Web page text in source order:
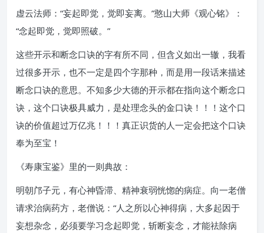
虚云法师：“妄起即觉，觉即妄离。”憨山大师《观心铭》：
“念起即觉，觉即照破。”
这些开示和断念口诀的字有所不同，但含义如出一辙，我看
过很多开示，也不一定是四个字那种，而是用一段话来描述
断念口诀的意思。不知多少大德的开示都在指向这个断念口
诀，这个口诀极具威力，是处理念头的金口诀！！！这个口
诀的价值超过万亿兆！！！真正识货的人一定会把这个口诀
奉为至宝！
《寿康宝鉴》里的一则典故：
明朝邝子元，有心神昏滞、精神衰弱恍惚的病症。向一老僧
请求治病药方，老僧说：“人之所以心神得病，大多起因于
妄想杂念，必须要学习念起即觉，斩断妄念，才能祛除病